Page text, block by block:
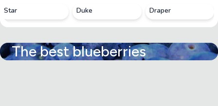
Star Duke Draper
The best blueberries